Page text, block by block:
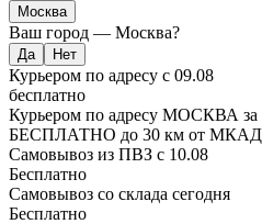
Москва
Ваш город — Москва?
Курьером по адресу с 09.08
бесплатно
Курьером по адресу МОСКВА
БЕСПЛАТНО до 30 км от МКАД,
Самовывоз из ПВЗ с 10.08
Бесплатно
Самовывоз со склада сегодня
Бесплатно